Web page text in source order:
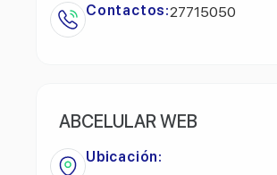
Contactos:27715050
ABCELULAR WEB
Ubicación: